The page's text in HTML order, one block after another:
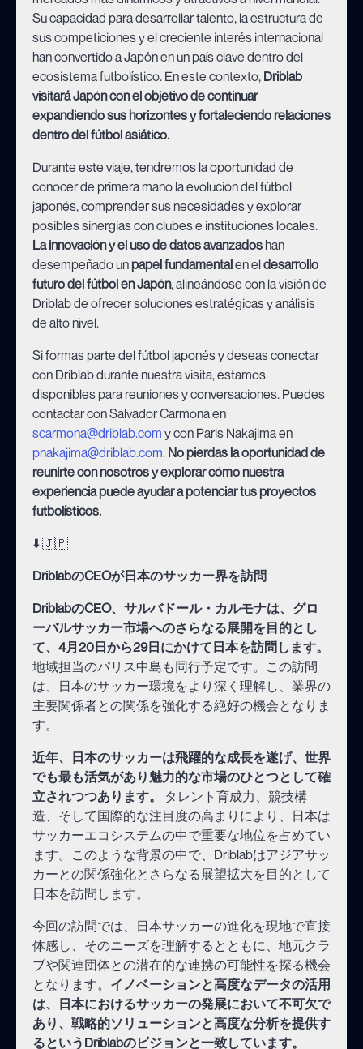
Su capacidad para desarrollar talento, la estructura de
sus competiciones y el creciente interés internacional
han convertido a Japón en un país clave dentro del
ecosistema futbolístico. En este contexto, Driblab
visitará Japón con el objetivo de continuar
expandiendo sus horizontes y fortaleciendo relaciones
dentro del fútbol asiático.
Durante este viaje, tendremos la oportunidad de
conocer de primera mano la evolución del fútbol
japonés, comprender sus necesidades y explorar
posibles sinergias con clubes e instituciones locales.
La innovación y el uso de datos avanzados han
desempeñado un papel fundamentalen eldesarrollo
futuro del fútbol en Japón, alineándose con la visión de
Driblab de ofrecer soluciones estratégicas y análisis
de alto nivel.
Si formas parte del fútbol japonés y deseas conectar
con Driblab durante nuestra visita, estamos
disponibles para reuniones y conversaciones. Puedes
contactar con Salvador Carmona en
scarmona@driblab.com y con Paris Nakajima en
pnakajima@driblab.com. No pierdas la oportunidad de
reunirte con nosotros y explorar cómo nuestra
experiencia puede ayudar a potenciar tus proyectos
futbolísticos.
⬇️ 🇯🇵
DriblabのCEOが日本のサッカー界を訪問
DriblabのCEO、サルバドール・カルモナは、グロ
ーバルサッカー市場へのさらなる展開を目的とし
て、4月20日から29日にかけて日本を訪問します。
地域担当のパリス中島も同行予定です。この訪問
は、日本のサッカー環境をより深く理解し、業界の
主要関係者との関係を強化する絶好の機会となりま
す。
近年、日本のサッカーは飛躍的な成長を遂げ、世界
でも最も活気があり魅力的な市場のひとつとして確
立されつつあります。
タレント育成力、競技構
造、そして国際的な注目度の高まりにより、日本は
サッカーエコシステムの中で重要な地位を占めてい
ます。このような背景の中で、Driblabはアジアサッ
カーとの関係強化とさらなる展望拡大を目的として
日本を訪問します。
今回の訪問では、日本サッカーの進化を現地で直接
体感し、そのニーズを理解するとともに、地元クラ
ブや関連団体との潜在的な連携の可能性を探る機会
となります。 イノベーションと高度なデータの活用
は、日本におけるサッカーの発展において不可欠で
あり、戦略的ソリューションと高度な分析を提供す
るというDriblabのビジョンと一致しています。